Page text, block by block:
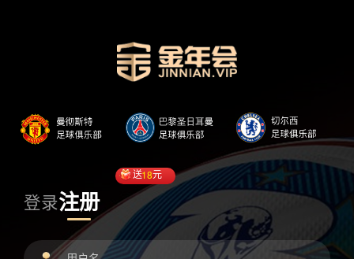
登录注册
送18元